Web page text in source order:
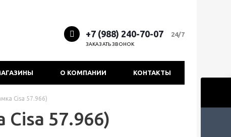
+7 (988) 240-70-07 24/7
ЗАКАЗАТЬ ЗВОНОК
О КОМПАНИИ КОНТАКТЫ
Cisa 57.966)
Cisa 57.966)